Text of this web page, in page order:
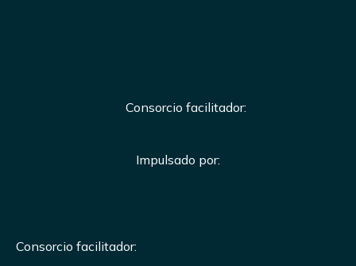
Consorcio facilitador:
Impulsado por:
Consorcio facilitador: